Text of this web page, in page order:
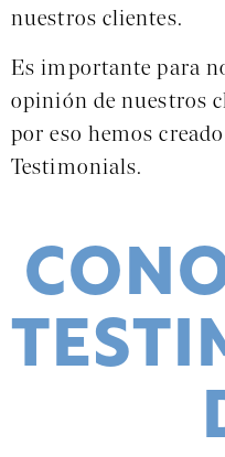
nuestros clientes.
Es importante para
opinión de nuestros
por eso hemos
Testimonials.